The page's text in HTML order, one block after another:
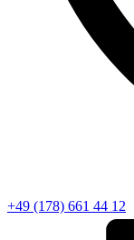
+49 (178) 661 44 12